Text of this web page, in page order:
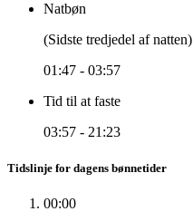
Natbøn
(Sidste tredjedel af natten)
01:47 - 03:57
Tid til at faste
03:57 - 21:23
Tidslinje for dagens bønnetider
00:00